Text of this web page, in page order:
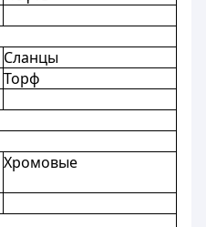
Сланцы
Торф
Хромовые